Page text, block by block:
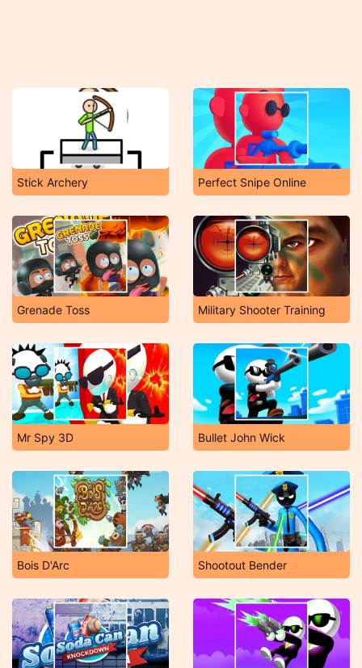
Stick Archery Perfect Snipe Online
Grenade Toss Military Shooter Training
Mr Spy 3D Bullet John Wick
Bois D'Arc Shootout Bender